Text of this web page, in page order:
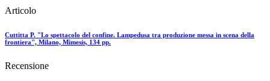
Articolo
Cuttitta P. "Lo spettacolo del confine. Lampedusa tra produzione messa in scena della
frontiera", Milano, Mimesis, 134 pp.
Recensione